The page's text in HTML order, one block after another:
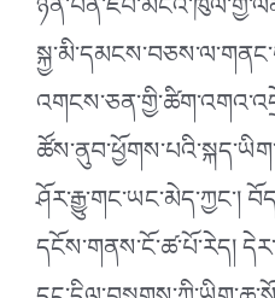
ཤོར་རྒྱུ་གང་ཡང་མེད་ཀྱང་།
དངོས་གནས་ངོ་ཚ་པོ་རེད།